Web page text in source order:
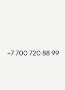
+7 700 720 88 99